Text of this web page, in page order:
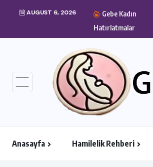
AUGUST 6, 2026
Gebe Kadın
Hatırlatmalar
Anasayfa Hamilelik Rehberi